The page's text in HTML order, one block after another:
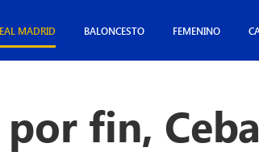
MADRID BALONCESTO FEMENINO
fin,